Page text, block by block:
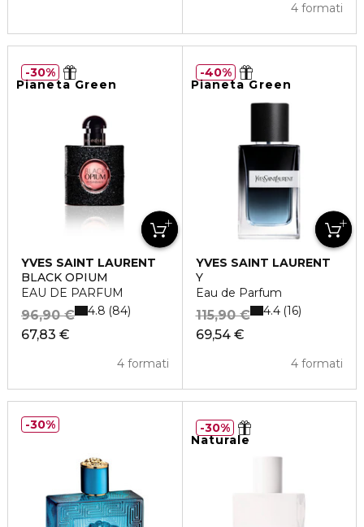
4 formati
Pianeta Green
YVES SAINT LAURENT
BLACK OPIUM
EAU DE PARFUM
67,83 €
96,90 €
4 formati
4.8 84
30%
Pianeta Green
YVES SAINT LAURENT
Y
Eau de Parfum
69,54 €
115,90 €
4 formati
4.4 16
40%
30%
Naturale
30%